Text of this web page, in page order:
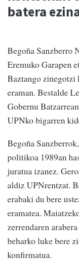
batera
Begoña Sanzberro
Eremuko Garapen
Baztango zinegotzi
eraman. Bestalde
Gobernu
UPNko bigarren
Begoña
politikoa 1989an
juratua izanez.
aldiz UPNrentzat.
erabaki du bere
eramatea.
zerrendaren
beharko luke bere
konfirmatua.